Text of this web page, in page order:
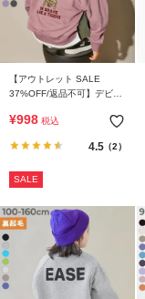
【アウトレット SALE
37%OFF/返品不可】デビラ
トレーナー
¥998 税込
4.5（2）
SALE